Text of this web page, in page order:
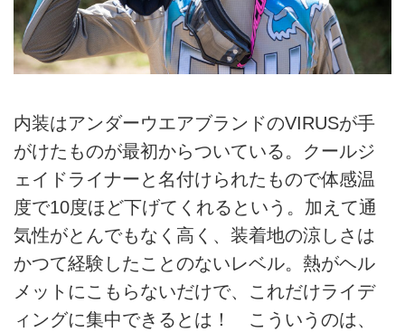
内装はアンダーウエアブランドのVIRUSが手
がけたものが最初からついている。クールジ
ェイドライナーと名付けられたもので体感温
度で10度ほど下げてくれるという。加えて通
気性がとんでもなく高く、装着地の涼しさは
かつて経験したことのないレベル。熱がヘル
メットにこもらないだけで、これだけライデ
ィングに集中できるとは！ こういうのは、